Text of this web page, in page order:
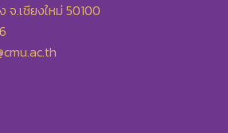
จ.เชียงใหม่ 50100